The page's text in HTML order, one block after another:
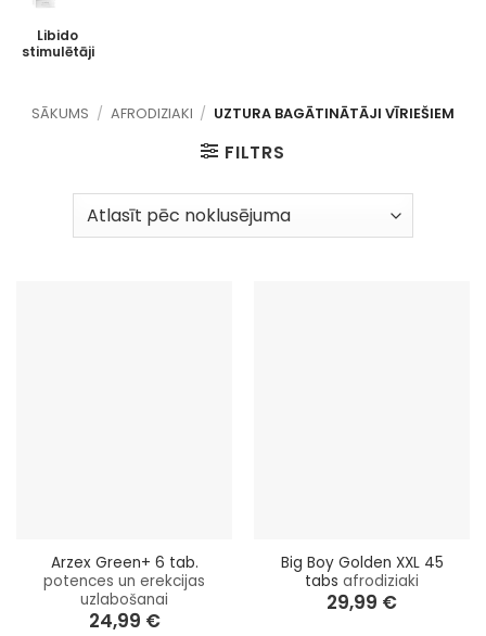
Libido
stimulētāji
SĀKUMS / AFRODIZIAKI / UZTURA BAGĀTINĀTĀJI VĪRIEŠIEM
FILTRS
Arzex Green+ 6 tab.
potences un erekcijas
uzlabošanai
24,99 €
Big Boy Golden XXL 45
tabs afrodiziaki
29,99 €